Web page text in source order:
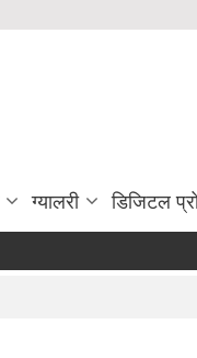
ग्यालरी डिजिटल